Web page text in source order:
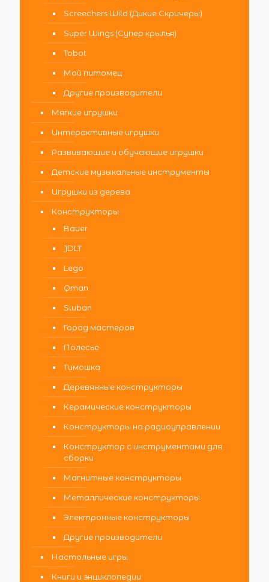
Screechers Wild (Дикие Скричеры)
Super Wings (Супер крылья)
Tobot
Мой питомец
Другие производители
Мягкие игрушки
Интерактивные игрушки
Развивающие и обучающие игрушки
Детские музыкальные инструменты
Игрушки из дерева
Конструкторы
Bauer
JDLT
Lego
Qman
Sluban
Город мастеров
Полесье
Тимошка
Деревянные конструкторы
Керамические конструкторы
Конструкторы на радиоуправлении
Конструктор с инструментами для
сборки
Магнитные конструкторы
Металлические конструкторы
Электронные конструкторы
Другие производители
Настольные игры
Книги и энциклопедии